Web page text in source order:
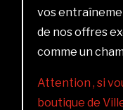
vos
de nos offres
comme un
Attention , si
boutique de